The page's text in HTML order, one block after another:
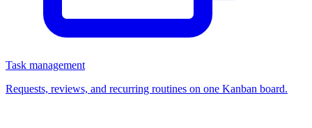
Task management
Requests, reviews, and recurring routines on one Kanban board.